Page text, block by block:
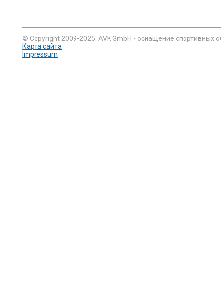
© Copyright 2009-2025. AVK GmbH - оснащение спортивных
Карта сайта
Impressum